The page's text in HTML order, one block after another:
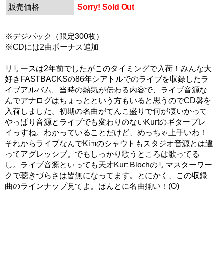
販売価格
Sorry! Sold Out
※デジパック（限定300枚）
※CDには2曲ボーナス追加
リリースは2年前でしたがこのタイミングで入荷！みんな大
好きFASTBACKSの86年シアトルでのライブを収録したラ
イブアルバム。当時の熱気が伝わる内容で、ライブ音源な
んでアナログはちょっとという方もいると思うのでCD盤を
入荷しました。初期の名曲がてんこ盛りで何が凄いかって
やっぱり音源とライブでも変わりのないKurtのギタープレ
イっすね。わかっていることだけど、めっちゃ上手いわ！
それからライブなんでKimのシャウトもスタジオ音源とは違
ってアグレッシブ。でもしっかり歌うところは歌ってる
し。ライブ音源といっても天才Kurt Blochのリマスターワー
クで聴きづらさは皆無になってます。とにかく、この収録
曲のラインナップ見てよ。ほんとに名曲揃い！(O)